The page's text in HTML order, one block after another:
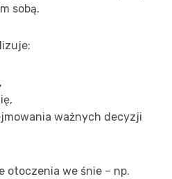
sobą.
ważnych decyzji
otoczenia we śnie – np.